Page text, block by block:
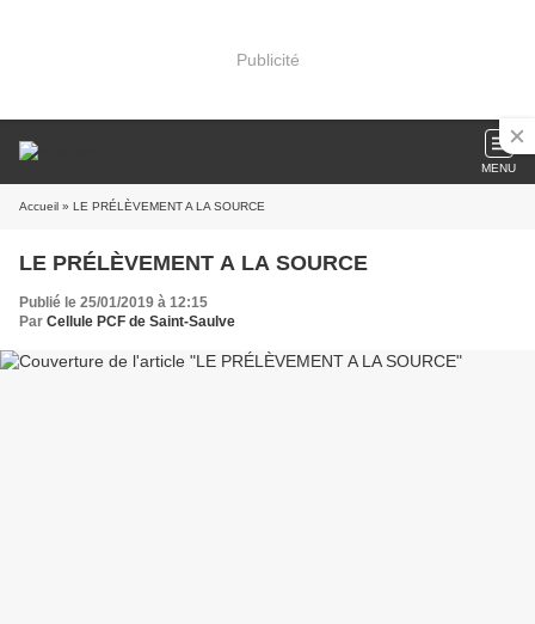
Publicité
MENU
Accueil » LE PRÉLÈVEMENT A LA SOURCE
LE PRÉLÈVEMENT A LA SOURCE
Publié le 25/01/2019 à 12:15
Par Cellule PCF de Saint-Saulve